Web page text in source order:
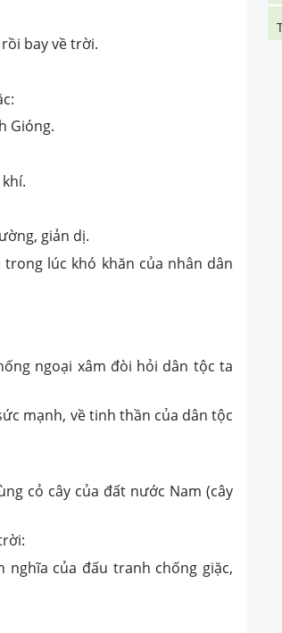
bay về trời.
Gióng.
giản dị.
lúc khó khăn của nhân dân
ngoại xâm đòi hỏi dân tộc ta
mạnh, về tinh thần của dân tộc
cỏ cây của đất nước Nam (cây
của đấu tranh chống giặc,